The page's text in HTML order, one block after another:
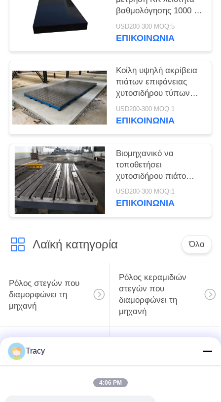
βαθμολόγησης 1000 X
2000 πιάτων
επιφάνειας
USD200-300 MOQ:5
ΕΠΙΚΟΙΝΩΝΙΑ
Κοίλη υψηλή ακρίβεια
πιάτων επιφάνειας
χυτοσιδήρου τύπων
που χαρακτηρίζει την
έξω
USD200-300 MOQ:1
ΕΠΙΚΟΙΝΩΝΙΑ
Βιομηχανικό να
τοποθετήσει
χυτοσιδήρου πιάτο
επαναλαμβανόμενο
χρησιμοποιήσιμη
USD200-300 MOQ:1
ΕΠΙΚΟΙΝΩΝΙΑ
Λαϊκή κατηγορία Όλα
Ρόλος στεγών που
διαμορφώνει τη
μηχανή
Ρόλος κεραμιδιών
στεγών που
διαμορφώνει τη
μηχανή
Μηχανή
διαμόρφωσης ρολού
κάτω σωλήνων
κλείστρων
Tracy
4:06 PM